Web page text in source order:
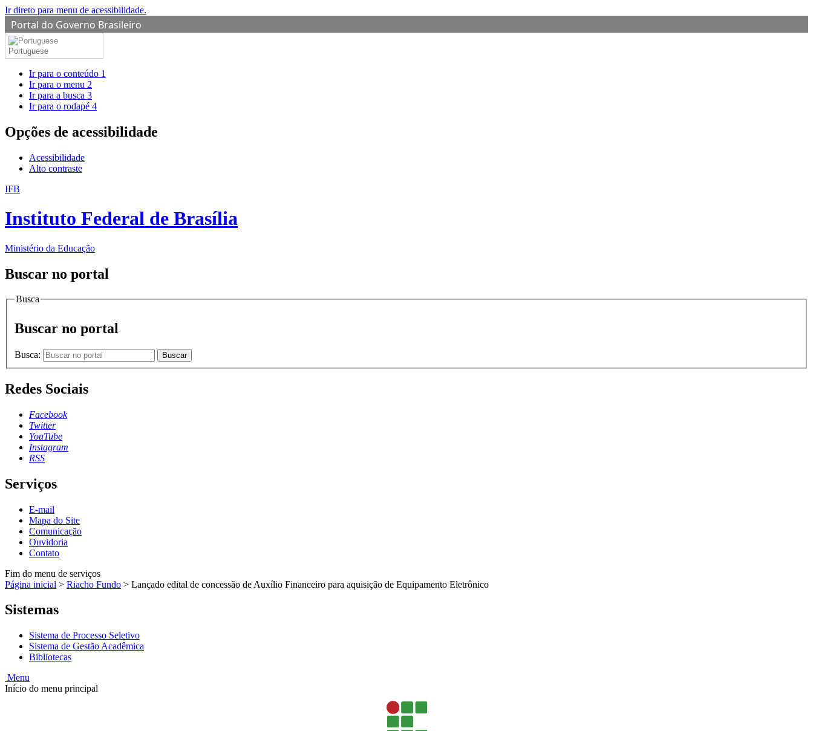
Ir direto para menu de acessibilidade.
Portal do Governo Brasileiro
Portuguese
Ir para o conteúdo 1
Ir para o menu 2
Ir para a busca 3
Ir para o rodapé 4
Opções de acessibilidade
Acessibilidade
Alto contraste
IFB
Instituto Federal de Brasília
Ministério da Educação
Buscar no portal
Busca
Buscar no portal
Busca: Buscar
Redes Sociais
Facebook
Twitter
YouTube
Instagram
RSS
Serviços
E-mail
Mapa do Site
Comunicação
Ouvidoria
Contato
Fim do menu de serviços
Página inicial > Riacho Fundo > Lançado edital de concessão de Auxílio Financeiro para aquisição de Equipamento Eletrônico
Sistemas
Sistema de Processo Seletivo
Sistema de Gestão Acadêmica
Bibliotecas
Menu
Início do menu principal